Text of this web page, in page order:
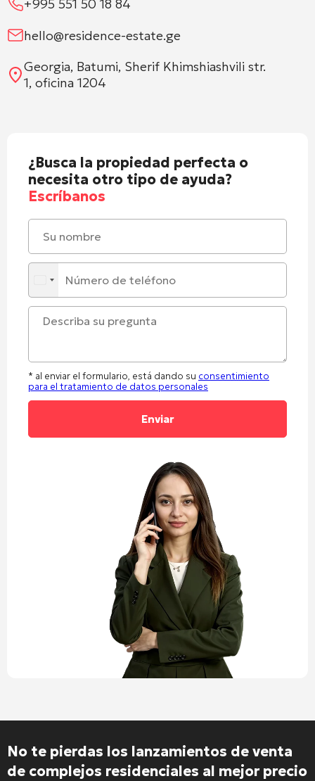
+995 551 50 18 84
hello@residence-estate.ge
Georgia, Batumi, Sherif Khimshiashvili str.
1, oficina 1204
¿Busca la propiedad perfecta o
necesita otro tipo de ayuda?
Escríbanos
* al enviar el formulario, está dando su consentimiento
para el tratamiento de datos personales
No te pierdas los lanzamientos de venta
de complejos residenciales al mejor precio